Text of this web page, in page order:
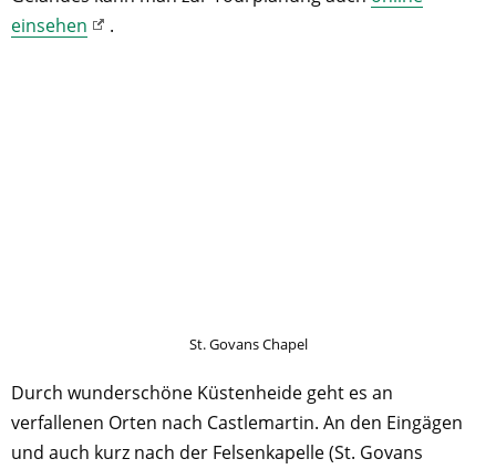
einsehen
.
St. Govans Chapel
Durch wunderschöne Küstenheide geht es an
verfallenen Orten nach Castlemartin. An den Eingägen
und auch kurz nach der Felsenkapelle (St. Govans